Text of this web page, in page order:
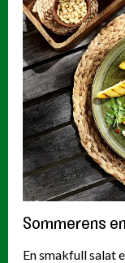
Sommerens
En smakfull salat